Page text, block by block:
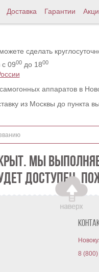
Доставка Гарантии
сделать
с 0900до 1800
аппаратов в
из Москвы до пункта
МЫ
ДОСТУПЕН.
8